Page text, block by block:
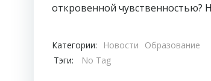
откровенной чувственностью?
Категории: Новости
Образование
Тэги:
No Tag